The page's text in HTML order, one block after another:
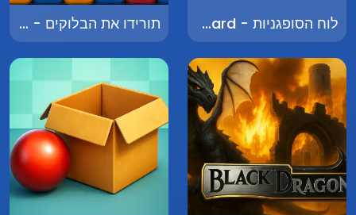
לוח הסופגניות - Donut Board תורידו את הבלוקים - Drop the Blocks